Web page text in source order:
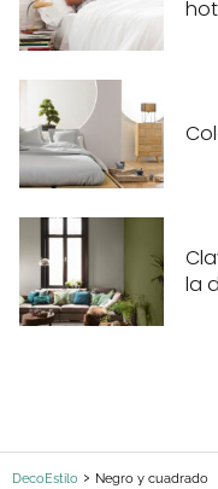
la
DecoEstilo Negro y cuadrado